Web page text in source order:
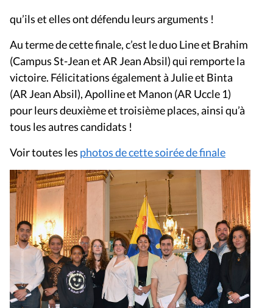
qu’ils et elles ont défendu leurs arguments !
Au terme de cette finale, c’est le duo Line et Brahim
(Campus St-Jean et AR Jean Absil) qui remporte la
victoire. Félicitations également à Julie et Binta
(AR Jean Absil), Apolline et Manon (AR Uccle 1)
pour leurs deuxième et troisième places, ainsi qu’à
tous les autres candidats !
Voir toutes les photos de cette soirée de finale